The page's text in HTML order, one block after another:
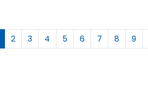
2 3 4 5 6 7 8 9